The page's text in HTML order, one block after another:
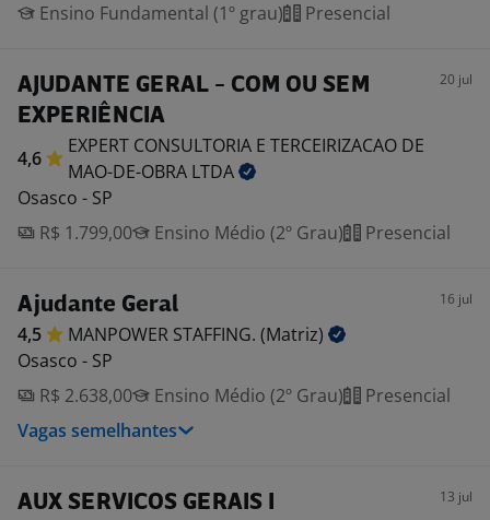
Ensino Fundamental (1º grau)
Presencial
AJUDANTE GERAL - COM OU SEM
EXPERIÊNCIA
20 jul
4,6
EXPERT CONSULTORIA E TERCEIRIZACAO DE
MAO-DE-OBRA LTDA
Osasco - SP
R$ 1.799,00
Ensino Médio (2º Grau) Presencial
Ajudante Geral 16 jul
4,5 MANPOWER STAFFING. (Matriz)
Osasco - SP
R$ 2.638,00
Ensino Médio (2º Grau)
Presencial
Vagas semelhantes
AUX SERVICOS GERAIS I 13 jul